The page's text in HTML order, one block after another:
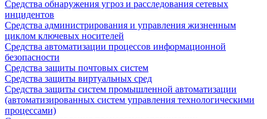
Средства обнаружения угроз и расследования сетевых
инцидентов
Средства администрирования и управления жизненным
циклом ключевых носителей
Средства автоматизации процессов информационной
безопасности
Средства защиты почтовых систем
Средства защиты виртуальных сред
Средства защиты систем промышленной автоматизации
(автоматизированных систем управления технологическими
процессами)